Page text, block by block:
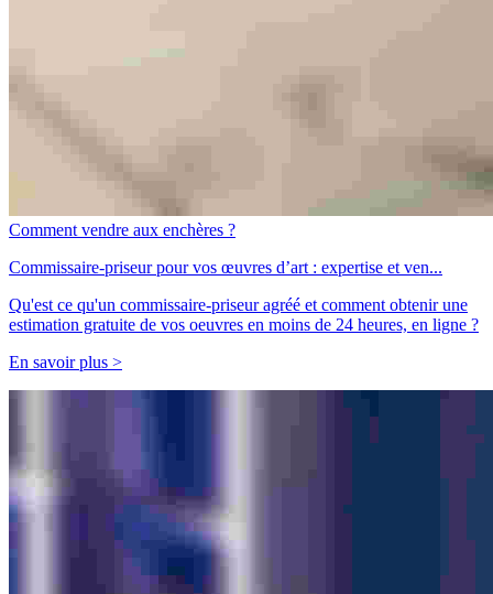
Comment vendre aux enchères ?
Commissaire-priseur pour vos œuvres d’art : expertise et ven...
Qu'est ce qu'un commissaire-priseur agréé et comment obtenir une
estimation gratuite de vos oeuvres en moins de 24 heures, en ligne ?
En savoir plus >